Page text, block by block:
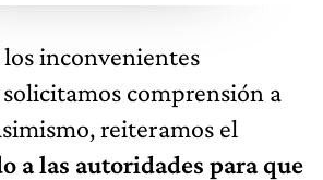
inconvenientes
comprensión a
reiteramos el
a las autoridades para que